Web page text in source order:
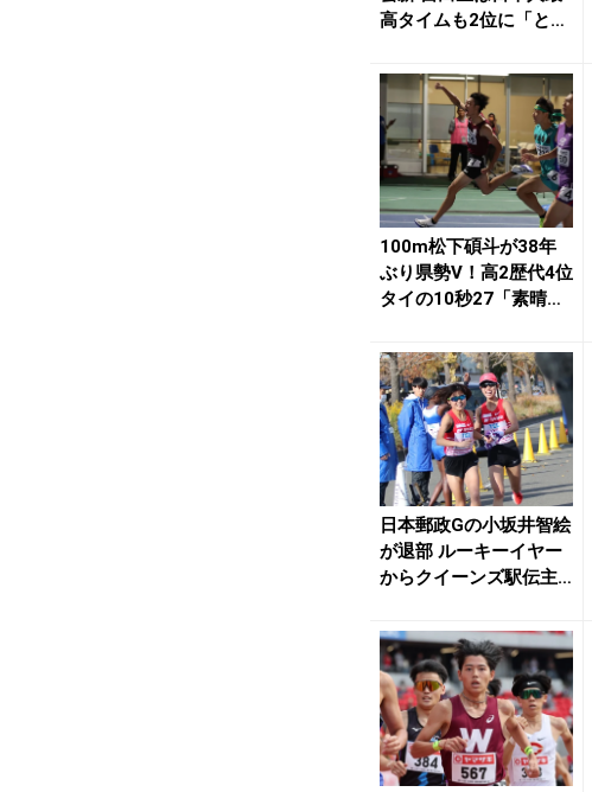
高タイムも2位に「とて
100m松下碩斗が38年
ぶり県勢V！高2歴代4位
タイの10秒27「素晴ら
日本郵政Gの小坂井智絵
が退部 ルーキーイヤー
からクイーンズ駅伝主